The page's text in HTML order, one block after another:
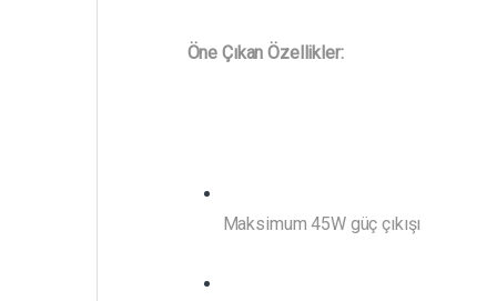
Öne Çıkan Özellikler:
Maksimum 45W güç çıkışı